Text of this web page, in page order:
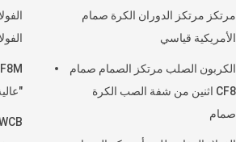
مرتكز مرتكز الدوران الكرة صمام
الأمريكية قياسي
الكربون الصلب مرتكز الصمام صمام
CF8 اثنين من شفة الصب الكرة
صمام